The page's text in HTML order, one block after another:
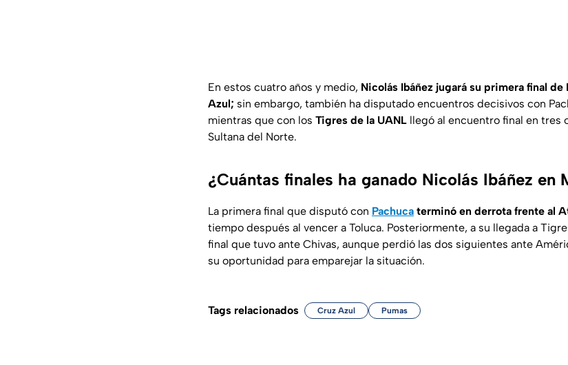
En estos cuatro años y medio, Nicolás Ibáñez jugará su primera final
Azul; sin embargo, también ha disputado encuentros decisivos con
mientras que con los Tigres de la UANL llegó al encuentro final en tres
Sultana del Norte.
¿Cuántas finales ha ganado Nicolás Ibáñez en
La primera final que disputó con Pachuca terminó en derrota frente al
tiempo después al vencer a Toluca. Posteriormente, a su llegada a
final que tuvo ante Chivas, aunque perdió las dos siguientes ante
su oportunidad para emparejar la situación.
Tags relacionados Cruz Azul Pumas